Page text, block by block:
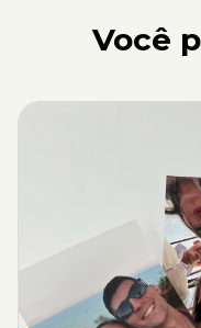
Você